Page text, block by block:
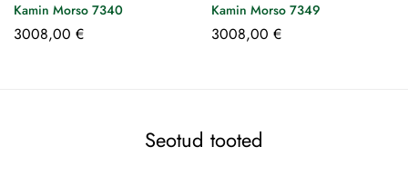
Kamin Morso 7340
3008,00 €
Kamin Morso 7349
3008,00 €
Seotud tooted